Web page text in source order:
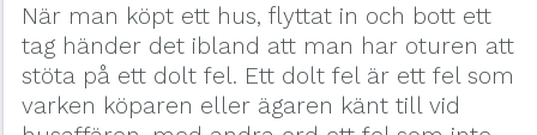
När man köpt ett hus, flyttat in och bott ett
tag händer det ibland att man har oturen att
stöta på ett dolt fel. Ett dolt fel är ett fel som
varken köparen eller ägaren känt till vid